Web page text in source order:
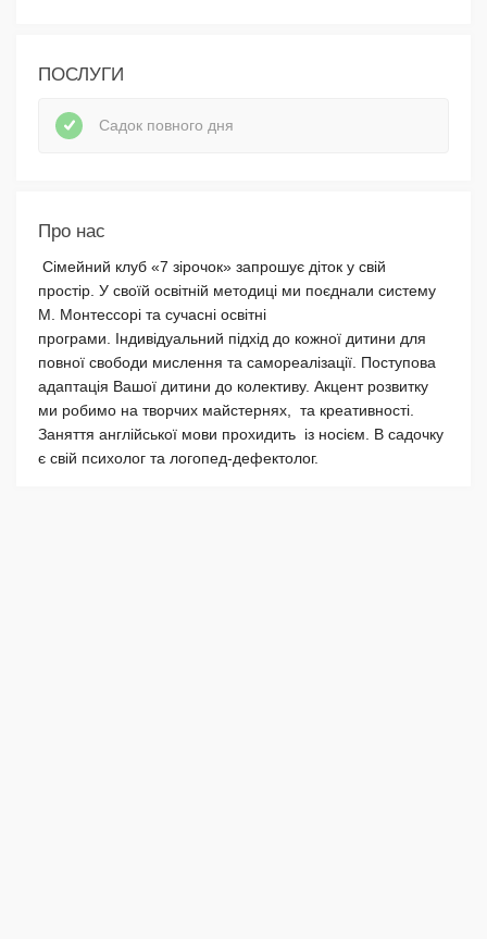
ПОСЛУГИ
Садок повного дня
Про нас
Сімейний клуб «7 зірочок» запрошує діток у свій
простір. У своїй освітній методиці ми поєднали систему
М. Монтессорі та сучасні освітні
програми. Індивідуальний підхід до кожної дитини для
повної свободи мислення та самореалізації. Поступова
адаптація Вашої дитини до колективу. Акцент розвитку
ми робимо на творчих майстернях, та креативності.
Заняття англійської мови прохидить із носієм. В садочку
є свій психолог та логопед-дефектолог.